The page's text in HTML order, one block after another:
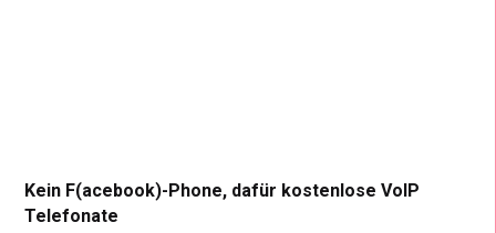
Kein F(acebook)-Phone, dafür kostenlose VoIP
Telefonate